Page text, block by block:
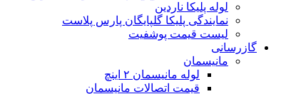
لوله پلیکا ناردین
نمایندگی پلیکا گلپایگان پارس پلاست
لیست قیمت پوشفیت
گازرسانی
مانیسمان
لوله مانیسمان ۲ اینچ
قیمت اتصالات مانیسمان